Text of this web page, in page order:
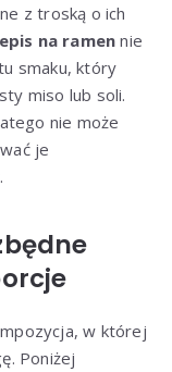
z troską o ich
na ramennie
smaku, który
miso lub soli.
nie może
je
w której
Poniżej